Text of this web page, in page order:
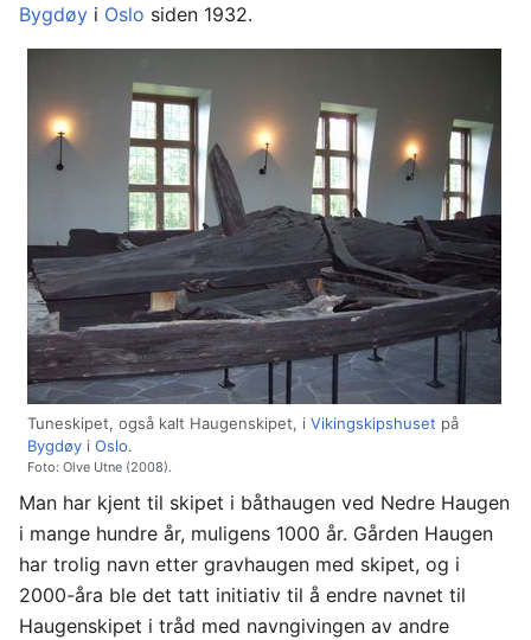
Bygdøy i Oslo siden 1932.
Tuneskipet, også kalt Haugenskipet, i Vikingskipshuset på
Bygdøy i Oslo.
Foto: Olve Utne (2008).
Man har kjent til skipet i båthaugen ved Nedre Haugen
i mange hundre år, muligens 1000 år. Gården Haugen
har trolig navn etter gravhaugen med skipet, og i
2000-åra ble det tatt initiativ til å endre navnet til
Haugenskipet i tråd med navngivingen av andre